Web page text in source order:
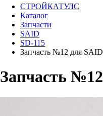
СТРОЙКАТУЛС
Каталог
Запчасти
SAID
SD-115
Запчасть №12 для
Запчасть